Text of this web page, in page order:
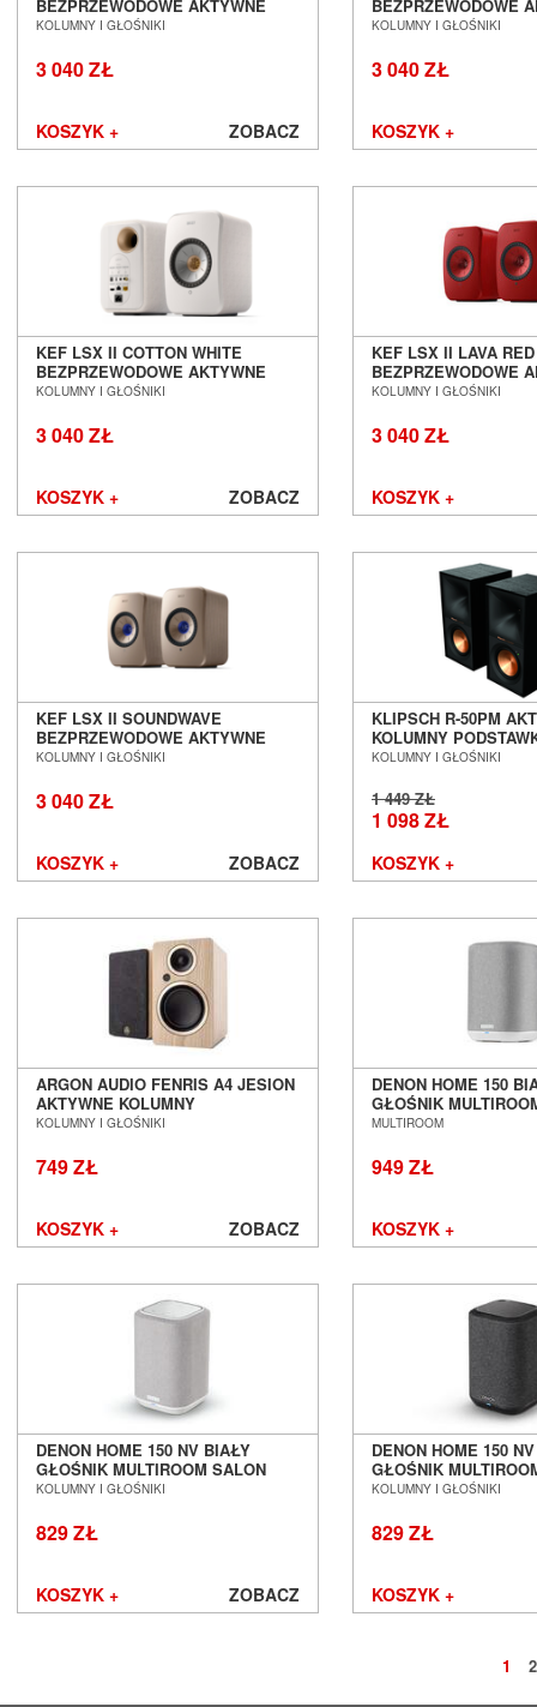
BEZPRZEWODOWE AKTYWNE
KOLUMNY PODSTAWKOWE SALON
KOLUMNY I GŁOŚNIKI
3 040 ZŁ
KOSZYK + ZOBACZ
BEZPRZEWODOWE
KOLUMNY
KOLUMNY I GŁOŚNIKI
3 040 ZŁ
KOSZYK +
KEF LSX II COTTON WHITE
BEZPRZEWODOWE AKTYWNE
KOLUMNY PODSTAWKOWE SALON
KOLUMNY I GŁOŚNIKI
3 040 ZŁ
KOSZYK + ZOBACZ
KEF LSX II LAVA RED
BEZPRZEWODOWE
KOLUMNY
KOLUMNY I GŁOŚNIKI
3 040 ZŁ
KOSZYK +
KEF LSX II SOUNDWAVE
BEZPRZEWODOWE AKTYWNE
KOLUMNY PODSTAWKOWE SALON
KOLUMNY I GŁOŚNIKI
3 040 ZŁ
KOSZYK + ZOBACZ
KLIPSCH R-50PM
KOLUMNY
POZNAŃ WROCŁAW
KOLUMNY I GŁOŚNIKI
1 449 ZŁ
1 098 ZŁ
KOSZYK +
ARGON AUDIO FENRIS A4 JESION
AKTYWNE KOLUMNY
PODSTAWKOWE SALON POZNAŃ
KOLUMNY I GŁOŚNIKI
749 ZŁ
KOSZYK + ZOBACZ
DENON HOME 150
GŁOŚNIK
POZNAŃ WROCŁAW
MULTIROOM
949 ZŁ
KOSZYK +
DENON HOME 150 NV BIAŁY
GŁOŚNIK MULTIROOM SALON
POZNAŃ WROCŁAW
KOLUMNY I GŁOŚNIKI
829 ZŁ
KOSZYK + ZOBACZ
DENON HOME 150
GŁOŚNIK
POZNAŃ WROCŁAW
KOLUMNY I GŁOŚNIKI
829 ZŁ
KOSZYK +
1 2